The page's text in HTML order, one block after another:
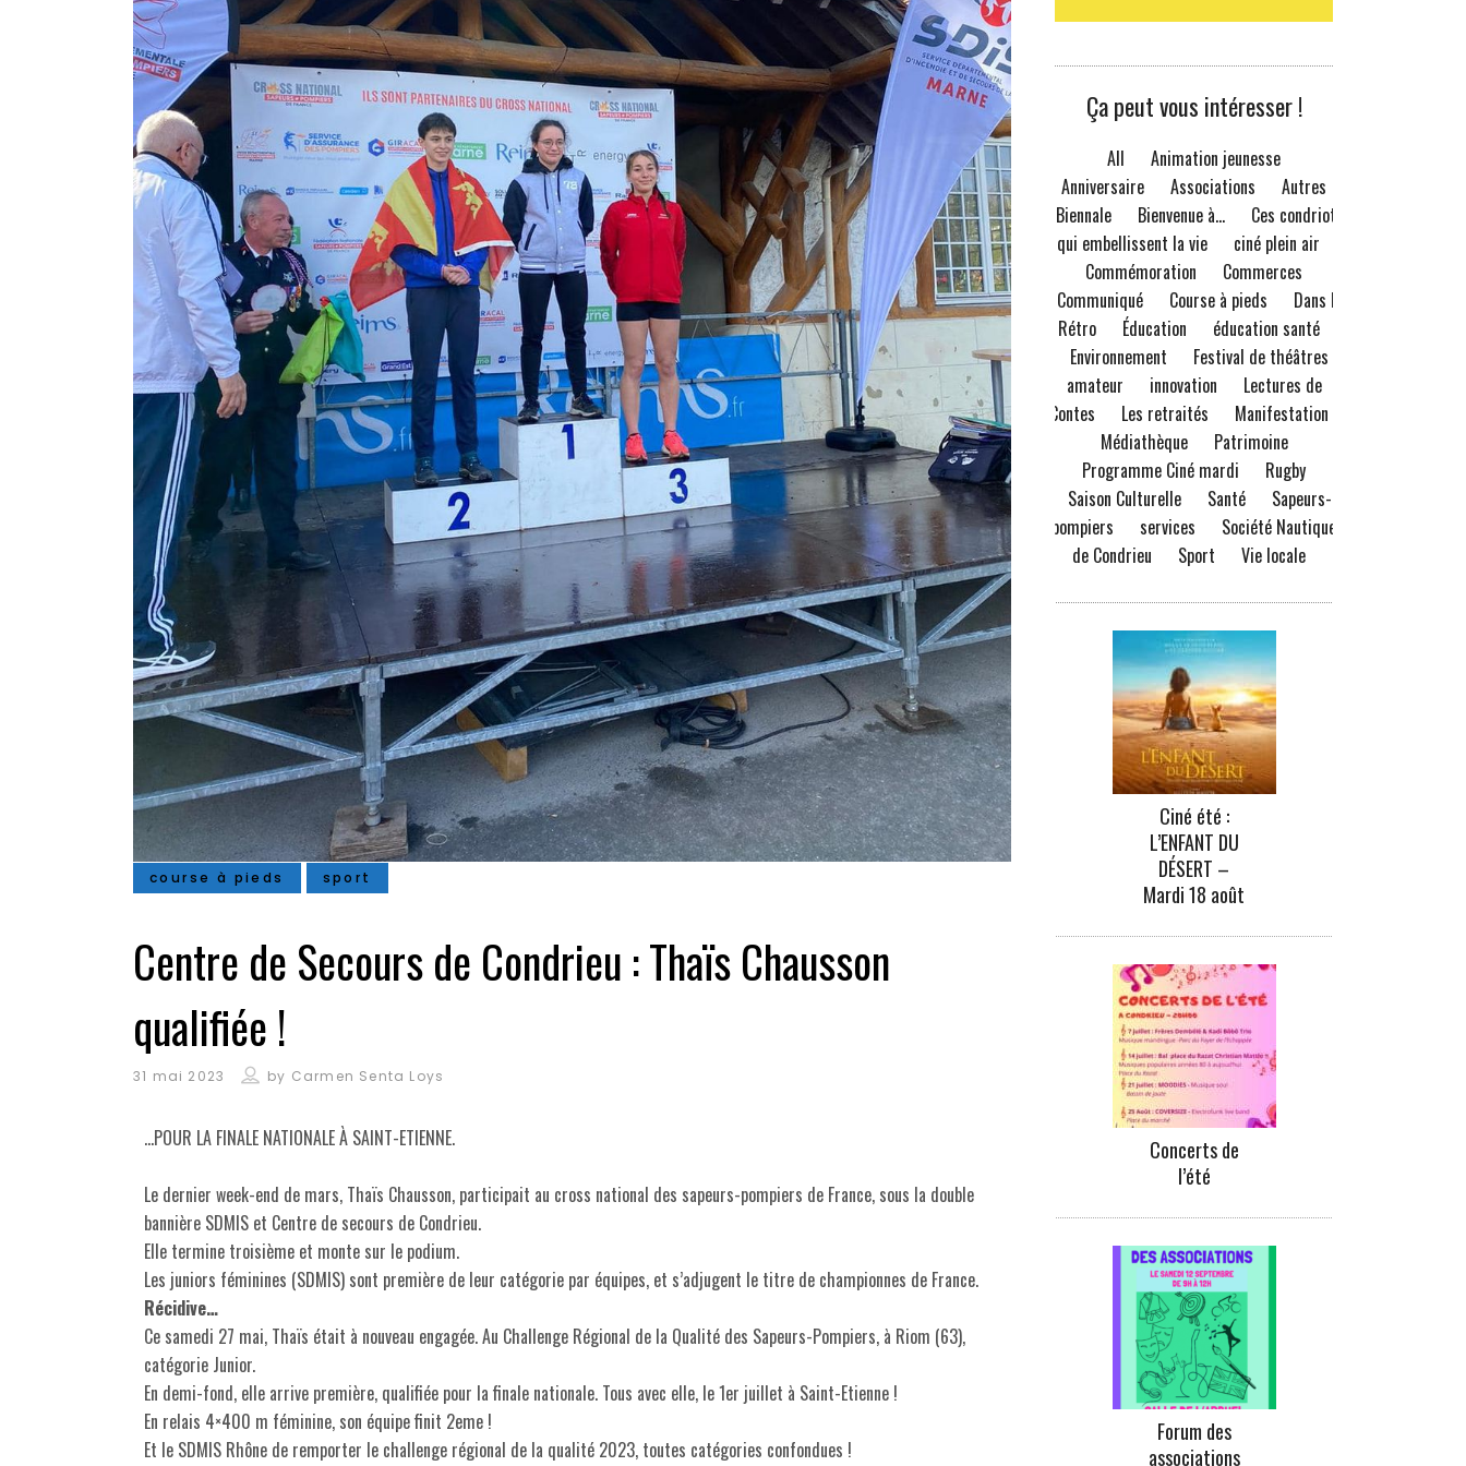
Biennale de sculpture
internationale Rives du
Rhône
course à pieds sport
Centre de Secours de Condrieu : Thaïs Chausson
qualifiée !
31 mai 2023 by Carmen Senta Loys
…POUR LA FINALE NATIONALE À SAINT-ETIENNE.
Le dernier week-end de mars, Thaïs Chausson, participait au cross national des sapeurs-pompiers de France, sous la double
bannière SDMIS et Centre de secours de Condrieu.
Elle termine troisième et monte sur le podium.
Les juniors féminines (SDMIS) sont première de leur catégorie par équipes, et s’adjugent le titre de championnes de France.
Récidive…
Ce samedi 27 mai, Thaïs était à nouveau engagée. Au Challenge Régional de la Qualité des Sapeurs-Pompiers, à Riom (63),
catégorie Junior.
En demi-fond, elle arrive première, qualifiée pour la finale nationale. Tous avec elle, le 1er juillet à Saint-Etienne !
En relais 4×400 m féminine, son équipe finit 2eme !
Et le SDMIS Rhône de remporter le challenge régional de la qualité 2023, toutes catégories confondues !
Ça peut vous intéresser !
All
Animation jeunesse
Anniversaire
Associations
Autres
Biennale
Bienvenue à...
Ces condriots
qui embellissent la vie
ciné plein air
Commémoration
Commerces
Communiqué
Course à pieds
Dans le
Rétro
Éducation
éducation santé
Environnement
Festival de théâtres
amateur
innovation
Lectures de
Contes
Les retraités
Manifestation
Médiathèque
Patrimoine
Programme Ciné mardi
Rugby
Saison Culturelle
Santé
Sapeurs-
pompiers
services
Société Nautique
de Condrieu
Sport Vie locale
Ciné été :
L’ENFANT DU
DÉSERT –
Mardi 18 août
Concerts de
l’été
Forum des
associations